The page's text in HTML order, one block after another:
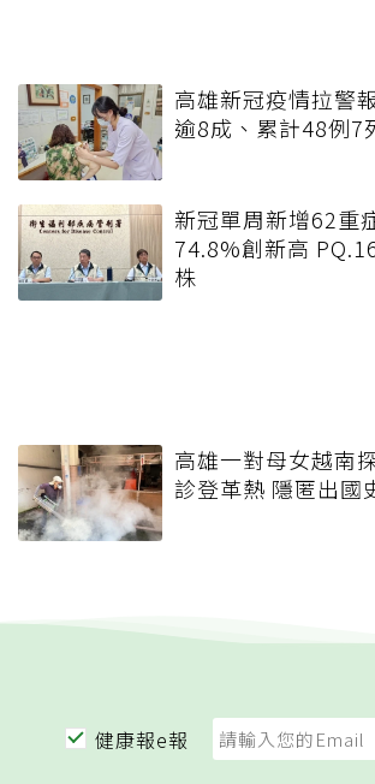
高雄新冠疫情拉警
逾8成、累計48例7
新冠單周新增62重
74.8%創新高
株
高雄一對母女越南
診登革熱 隱匿出國
健康報e報